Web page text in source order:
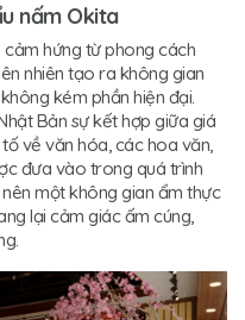
nấm Okita
cảm hứng từ phong cách
nhiên tạo ra không gian
kém phần hiện đại.
Bản sự kết hợp giữa giá
về văn hóa, các hoa văn,
đưa vào trong quá trình
một không gian ẩm thực
lại cảm giác ấm cúng,